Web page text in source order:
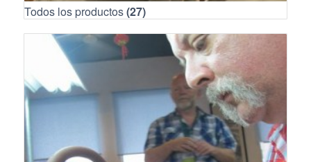
Todos los productos(27)